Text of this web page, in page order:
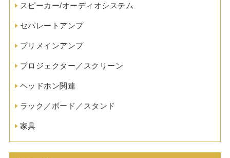
スピーカー/オーディオシステム
セパレートアンプ
プリメインアンプ
プロジェクター／スクリーン
ヘッドホン関連
ラック／ボード／スタンド
家具